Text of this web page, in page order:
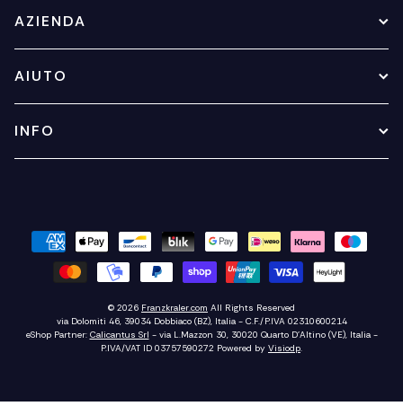
AZIENDA
AIUTO
INFO
© 2026 Franzkraler.com All Rights Reserved
via Dolomiti 46, 39034 Dobbiaco (BZ), Italia - C.F./P.IVA 02310600214
eShop Partner: Calicantus Srl - via L.Mazzon 30, 30020 Quarto D'Altino (VE), Italia -
P.IVA/VAT ID 03757590272 Powered by Visiodp.